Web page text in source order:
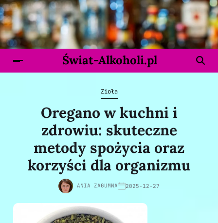
Świat-Alkoholi.pl
Zioła
Oregano w kuchni i
zdrowiu: skuteczne
metody spożycia oraz
korzyści dla organizmu
ANIA ZAGUMNA 2025-12-27